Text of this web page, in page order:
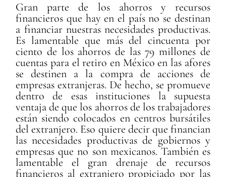
Gran parte de los ahorros y recursos
financieros que hay en el país no se destinan
a financiar nuestras necesidades productivas.
Es lamentable que más del cincuenta por
ciento de los ahorros de las 79 millones de
cuentas para el retiro en México en las afores
se destinen a la compra de acciones de
empresas extranjeras. De hecho, se promueve
dentro de esas instituciones la supuesta
ventaja de que los ahorros de los trabajadores
están siendo colocados en centros bursátiles
del extranjero. Eso quiere decir que financian
las necesidades productivas de gobiernos y
empresas que no son mexicanos. También es
lamentable el gran drenaje de recursos
financieros al extranjero propiciado por las